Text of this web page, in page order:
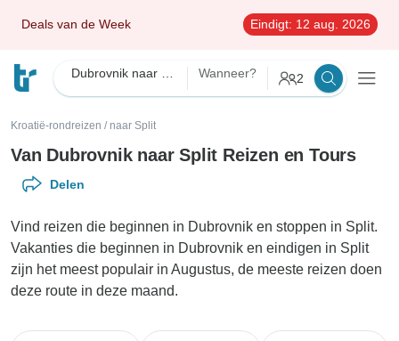
Deals van de Week Eindigt: 12 aug. 2026
Wanneer? 2
Kroatië-rondreizen / naar Split
Van Dubrovnik naar Split Reizen en Tours
Delen
Vind reizen die beginnen in Dubrovnik en stoppen in Split.
Vakanties die beginnen in Dubrovnik en eindigen in Split
zijn het meest populair in Augustus, de meeste reizen doen
deze route in deze maand.